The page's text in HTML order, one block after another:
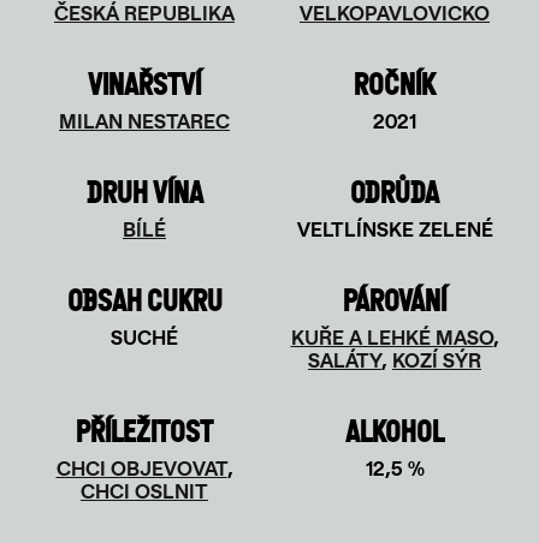
ČESKÁ REPUBLIKA VELKOPAVLOVICKO
VINAŘSTVÍ
MILAN NESTAREC
ROČNÍK
2021
DRUH VÍNA
BÍLÉ
ODRŮDA
VELTLÍNSKE ZELENÉ
OBSAH CUKRU
SUCHÉ
PÁROVÁNÍ
KUŘE A LEHKÉ MASO,
SALÁTY, KOZÍ SÝR
PŘÍLEŽITOST
CHCI OBJEVOVAT,
CHCI OSLNIT
ALKOHOL
12,5 %